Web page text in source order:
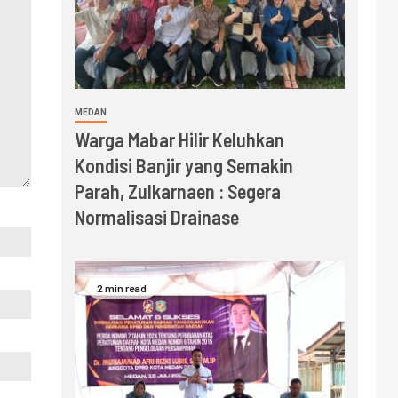
MEDAN
Warga Mabar Hilir Keluhkan
Kondisi Banjir yang Semakin
Parah, Zulkarnaen : Segera
Normalisasi Drainase
2 min read